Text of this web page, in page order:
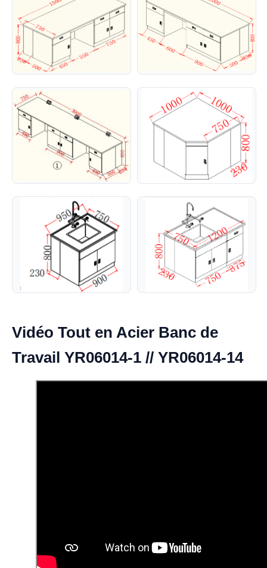
Vidéo Tout en Acier Banc de
Travail YR06014-1 // YR06014-14